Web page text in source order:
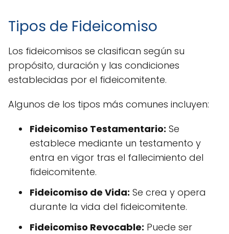
Tipos de Fideicomiso
Los fideicomisos se clasifican según su
propósito, duración y las condiciones
establecidas por el fideicomitente.
Algunos de los tipos más comunes incluyen:
Fideicomiso Testamentario: Se
establece mediante un testamento y
entra en vigor tras el fallecimiento del
fideicomitente.
Fideicomiso de Vida: Se crea y opera
durante la vida del fideicomitente.
Fideicomiso Revocable: Puede ser